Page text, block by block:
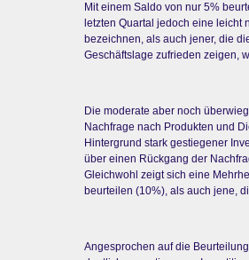
Mit einem Saldo von nur 5%
letzten Quartal jedoch eine leicht
bezeichnen, als auch jener, die
Geschäftslage zufrieden zeigen,
Die moderate aber noch
Nachfrage nach Produkten und
Hintergrund stark gestiegener
über einen Rückgang der
Gleichwohl zeigt sich eine
beurteilen (10%), als auch jene,
Angesprochen auf die